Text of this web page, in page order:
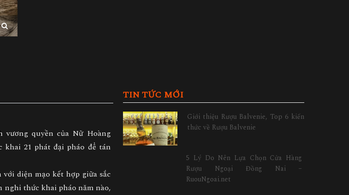
vương quyền của Nữ Hoàng
khai 21 phát đại pháo để tán
diện mạo kết hợp giữa sắc
nghi thức khai pháo năm nào,
TIN TỨC MỚI
Giới thiệu Rượu Balvenie, Top 6 kiến
thức về Rượu Balvenie
5 Lý Do Nên Lựa Chọn Cửa Hàng
Rượu Ngoại Đồng Nai –
RuouNgoai.net